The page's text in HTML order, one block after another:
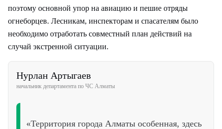
поэтому основной упор на авиацию и пешие отряды
огнеборцев. Лесникам, инспекторам и спасателям было
необходимо отработать совместный план действий на
случай экстренной ситуации.
Нурлан Артыгаев
начальник департамента по ЧС Алматы
«Территория города Алматы особенная, здесь